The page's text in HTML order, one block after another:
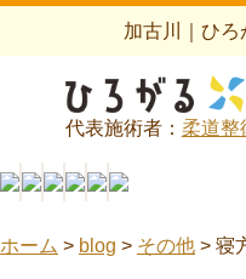
加古川｜ひろ
代表施術者： 柔道整
ホーム > blog > その他 > 寝